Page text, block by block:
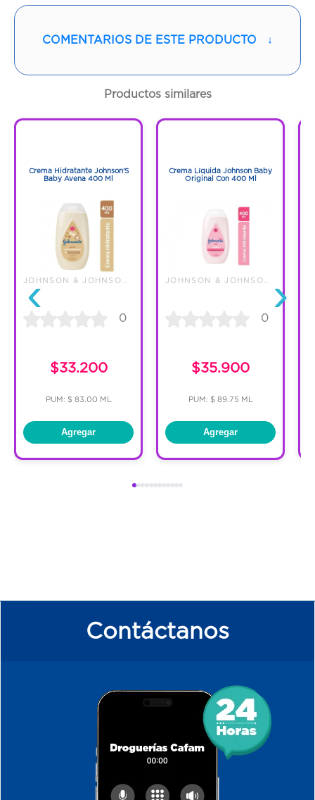
COMENTARIOS DE ESTE PRODUCTO ↓
Productos similares
‹
Crema Hidratante Johnson'S
Baby Avena 400 Ml
0
$33.200
PUM: $ 83.00 ML
Agregar
Crema Líquida Johnson Baby
Original Con 400 Ml
0
$35.900
PUM: $ 89.75 ML
Agregar
›
Contáctanos